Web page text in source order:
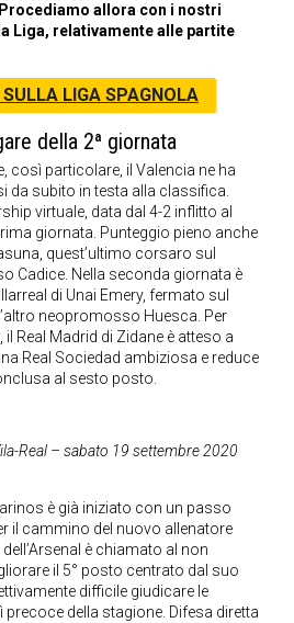
allora con i nostri
Liga, relativamente alle partite
LIGA SPAGNOLA
della 2ª giornata
così particolare, il Valencia ne ha
da subito in testa alla classifica.
virtuale, data dal 4-2 inflitto al
giornata. Punteggio pieno anche
quest’ultimo corsaro sul
Cadice. Nella seconda giornata è
di Unai Emery, fermato sul
neopromosso Huesca. Per
Real Madrid di Zidane è atteso a
Real Sociedad ambiziosa e reduce
al sesto posto.
Real – sabato 19 settembre 2020
è già iniziato con un passo
il cammino del nuovo allenatore
dell’Arsenal è chiamato al non
il 5° posto centrato dal suo
difficile giudicare le
della stagione. Difesa diretta